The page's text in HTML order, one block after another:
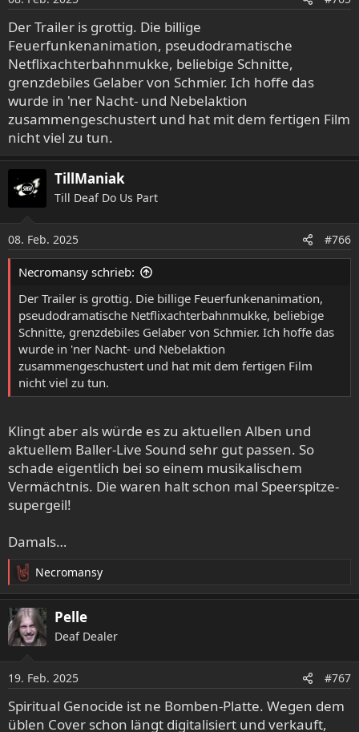
n
e
n
:
Der Trailer is grottig. Die billige
Feuerfunkenanimation, pseudodramatische
Netflixachterbahnmukke, beliebige Schnitte,
grenzdebiles Gelaber von Schmier. Ich hoffe das
wurde in 'ner Nacht- und Nebelaktion
zusammengeschustert und hat mit dem fertigen Film
nicht viel zu tun.
TillManiak
Till Deaf Do Us Part
08. Feb. 2025 #766
Necromansy schrieb:
Der Trailer is grottig. Die billige Feuerfunkenanimation,
pseudodramatische Netflixachterbahnmukke, beliebige
Schnitte, grenzdebiles Gelaber von Schmier. Ich hoffe das
wurde in 'ner Nacht- und Nebelaktion
zusammengeschustert und hat mit dem fertigen Film
nicht viel zu tun.
Klingt aber als würde es zu aktuellen Alben und
aktuellem Baller-Live Sound sehr gut passen. So
schade eigentlich bei so einem musikalischem
Vermächtnis. Die waren halt schon mal Speerspitze-
supergeil!
Damals…
R
e
a
k
t
n
e
n
Necromansy
Pelle
Deaf Dealer
19. Feb. 2025 #767
Spiritual Genocide ist ne Bomben-Platte. Wegen dem
üblen Cover schon längt digitalisiert und verkauft,